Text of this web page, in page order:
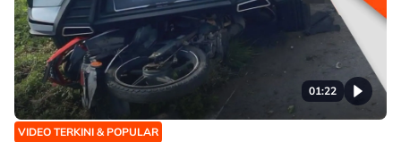
01:22
VIDEO TERKINI & POPULAR